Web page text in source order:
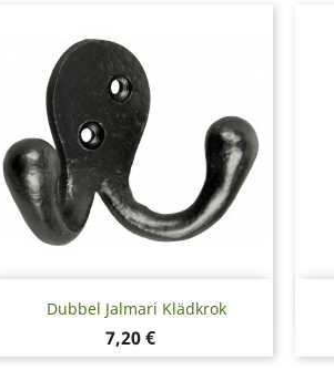
Dubbel Jalmari Klädkrok
Pris
7,20 €
 Snabbvy